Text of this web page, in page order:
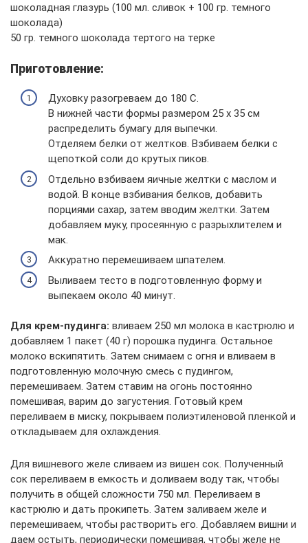
шоколадная глазурь (100 мл. сливок + 100 гр. темного
шоколада)
50 гр. темного шоколада тертого на терке
Приготовление:
Духовку разогреваем до 180 С.
В нижней части формы размером 25 х 35 см
распределить бумагу для выпечки.
Отделяем белки от желтков. Взбиваем белки с
щепоткой соли до крутых пиков.
Отдельно взбиваем яичные желтки с маслом и
водой. В конце взбивания белков, добавить
порциями сахар, затем вводим желтки. Затем
добавляем муку, просеянную с разрыхлителем и
мак.
Аккуратно перемешиваем шпателем.
Выливаем тесто в подготовленную форму и
выпекаем около 40 минут.
Для крем-пудинга: вливаем 250 мл молока в кастрюлю и
добавляем 1 пакет (40 г) порошка пудинга. Остальное
молоко вскипятить. Затем снимаем с огня и вливаем в
подготовленную молочную смесь с пудингом,
перемешиваем. Затем ставим на огонь постоянно
помешивая, варим до загустения. Готовый крем
переливаем в миску, покрываем полиэтиленовой пленкой и
откладываем для охлаждения.
Для вишневого желе сливаем из вишен сок. Полученный
сок переливаем в емкость и доливаем воду так, чтобы
получить в общей сложности 750 мл. Переливаем в
кастрюлю и дать прокипеть. Затем заливаем желе и
перемешиваем, чтобы растворить его. Добавляем вишни и
даем остыть, периодически помешивая, чтобы желе не